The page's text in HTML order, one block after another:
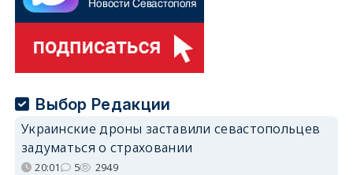
Выбор Редакции
Украинские дроны заставили севастопольцев
задуматься о страховании
20:01 5 2949